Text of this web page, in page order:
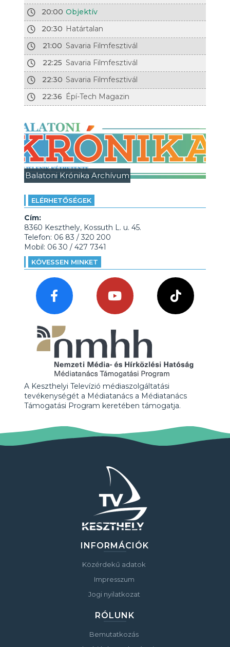
20:00 Objektív
20:30 Határtalan
21:00 Savaria Filmfesztivál
22:25 Savaria Filmfesztivál
22:30 Savaria Filmfesztivál
22:36 Épí-Tech Magazin
Balatoni Krónika Archívum
ELÉRHETŐSÉGEK
Cím:
8360 Keszthely, Kossuth L. u. 45.
Telefon: 06 83 / 320 200
Mobil: 06 30 / 427 7341
KÖVESSEN MINKET
A Keszthelyi Televízió médiaszolgáltatási
tevékenységét a Médiatanács a Médiatanács
Támogatási Program keretében támogatja.
INFORMÁCIÓK
Közérdekű adatok
Impresszum
Jogi nyilatkozat
RÓLUNK
Bemutatkozás